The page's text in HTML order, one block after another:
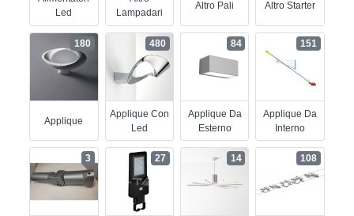
Led
Lampadari
Altro Pali Altro Starter
Applique
180
Applique Con
Led
480
Applique Da
Esterno
84
Applique Da
Interno
151
3 27 14 108